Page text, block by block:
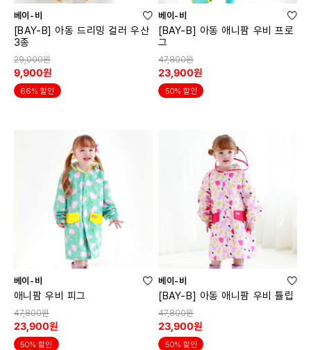
베이-비
[BAY-B] 아동 드리밍 컬러 우산
3종
29,000원
9,900원
66% 할인
베이-비
[BAY-B] 아동 애니팜 우비 프로
그
47,800원
23,900원
50% 할인
베이-비
애니팜 우비 피그
47,800원
23,900원
50% 할인
베이-비
[BAY-B] 아동 애니팜 우비 튤립
47,800원
23,900원
50% 할인